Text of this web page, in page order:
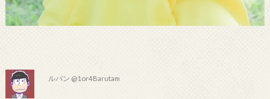
ルパン @1or4Barutam